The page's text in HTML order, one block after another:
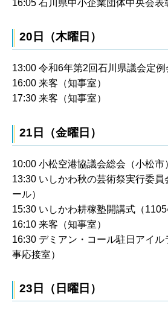
16:05 石川県中小企業団体中央会表
20日（木曜日）
13:00 令和6年第2回石川県議会定例
16:00 来客（知事室）
17:30 来客（知事室）
21日（金曜日）
10:00 小松空港協議会総会（小松市
13:30 いしかわ秋の芸術祭実行委員
ール）
15:30 いしかわ耕稼塾開講式（1105
16:10 来客（知事室）
16:30 デミアン・コール駐日アイル
事応接室）
23日（日曜日）